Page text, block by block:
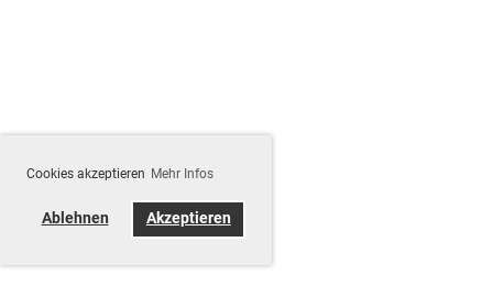
Cookies akzeptieren Mehr Infos
Ablehnen Akzeptieren